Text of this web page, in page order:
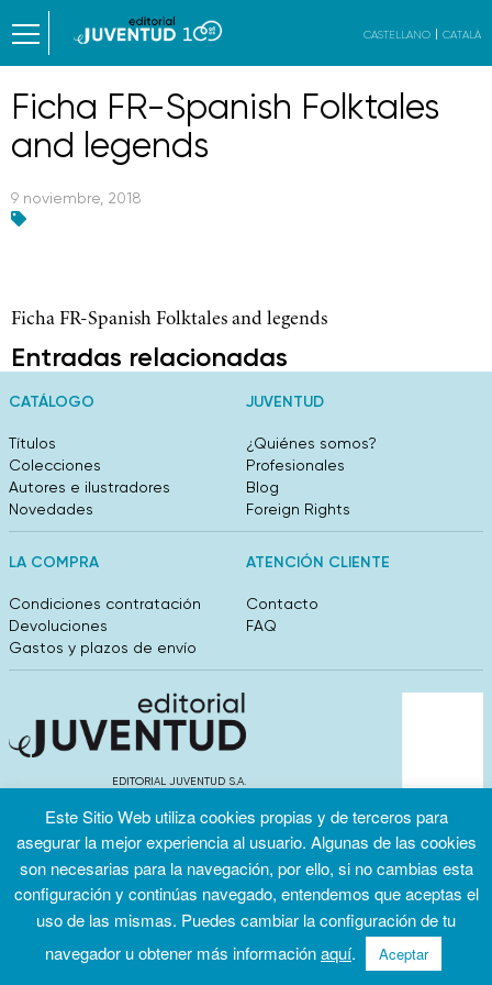
CASTELLANO CATALÀ
Ficha FR-Spanish Folktales
and legends
9 noviembre, 2018
Ficha FR-Spanish Folktales and legends
Entradas relacionadas
CATÁLOGO
Títulos
Colecciones
Autores e ilustradores
Novedades
JUVENTUD
¿Quiénes somos?
Profesionales
Blog
Foreign Rights
LA COMPRA
Condiciones contratación
Devoluciones
Gastos y plazos de envío
ATENCIÓN CLIENTE
Contacto
FAQ
EDITORIAL JUVENTUD S.A.
info@editorialjuventud.es
(+34) 93 444 18 00
Condiciones
Política de
Política de
Este Sitio Web utiliza cookies propias y de terceros para
asegurar la mejor experiencia al usuario. Algunas de las cookies
son necesarias para la navegación, por ello, si no cambias esta
configuración y continúas navegado, entendemos que aceptas el
uso de las mismas. Puedes cambiar la configuración de tu
navegador u obtener más informaciónaquí. Aceptar